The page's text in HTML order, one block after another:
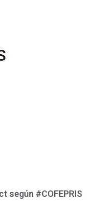
según #COFEPRIS